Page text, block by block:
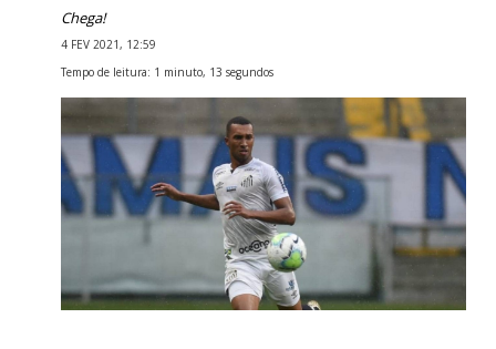
Chega!
4 FEV 2021, 12:59
Tempo de leitura: 1 minuto, 13 segundos